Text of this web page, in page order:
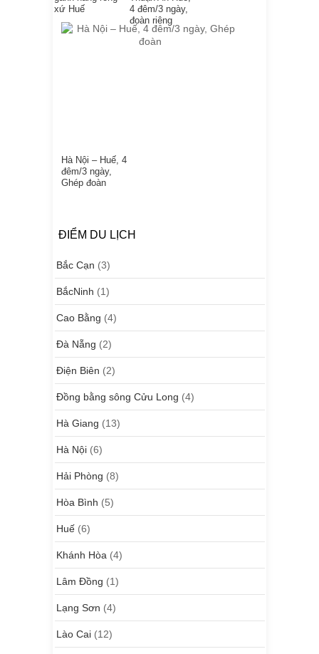
xứ Huế
4 đêm/3 ngày,
đoàn riêng
Hà Nội – Huế, 4
đêm/3 ngày,
Ghép đoàn
ĐIỂM DU LỊCH
Bắc Cạn (3)
BắcNinh (1)
Cao Bằng (4)
Đà Nẵng (2)
Điện Biên (2)
Đồng bằng sông Cửu Long (4)
Hà Giang (13)
Hà Nội (6)
Hải Phòng (8)
Hòa Bình (5)
Huế (6)
Khánh Hòa (4)
Lâm Đồng (1)
Lạng Sơn (4)
Lào Cai (12)